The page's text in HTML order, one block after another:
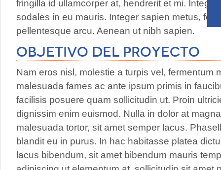
fringilla id ullamcorper at, hendrerit et mi.
sodales in eu mauris. Integer sapien metus,
pellentesque arcu. Aenean ut nibh sapien.
Objetivo del proyecto
Nam eros nisl, molestie a turpis vel, fermentum
malesuada fames ac ante ipsum primis in
facilisis posuere quam sollicitudin ut. Proin
dignissim enim euismod. Nulla in dolor at
malesuada tortor, sit amet semper lacus.
blandit eu in purus. In hac habitasse platea
lacus bibendum, sit amet bibendum mauris